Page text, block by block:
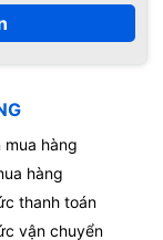
mua hàng
hàng
thanh toán
vận chuyển